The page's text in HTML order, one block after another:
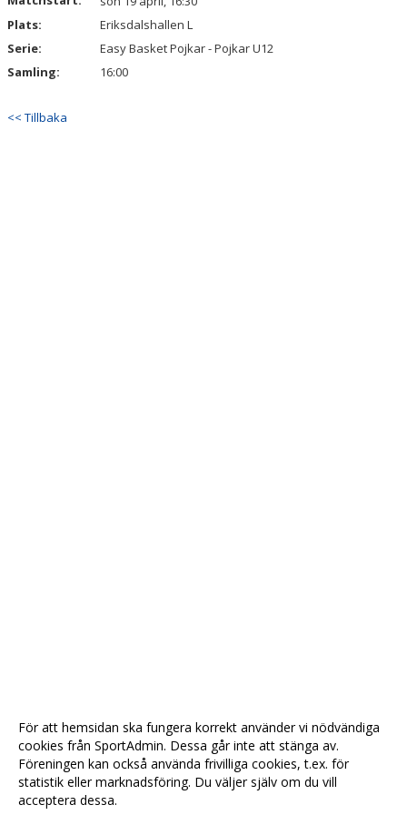
Plats:
Eriksdalshallen L
Serie:
Easy Basket Pojkar - Pojkar U12
Samling:
16:00
<< Tillbaka
För att hemsidan ska fungera korrekt använder vi nödvändiga
cookies från SportAdmin. Dessa går inte att stänga av.
Föreningen kan också använda frivilliga cookies, t.ex. för
statistik eller marknadsföring. Du väljer själv om du vill
acceptera dessa.